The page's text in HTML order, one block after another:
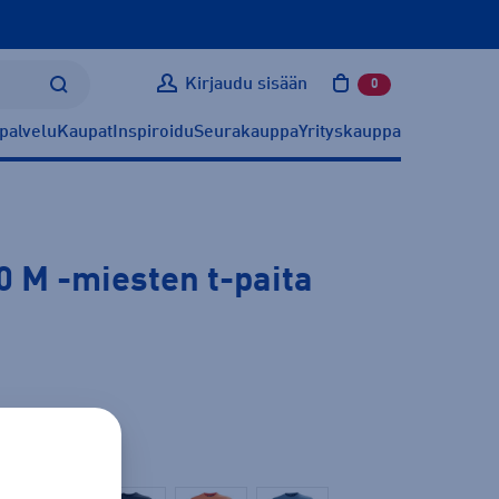
Kirjaudu sisään 0 tuotetta
Kaupat InspiroiduSeurakauppaYrityskauppa
M -miesten t-paita